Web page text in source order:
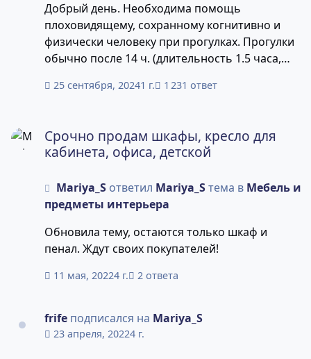
Добрый день. Необходима помощь
плоховидящему, сохранному когнитивно и
физически человеку при прогулках. Прогулки
обычно после 14 ч. (длительность 1.5 часа,
дальше следить, чтобы подопечный не упал,
каждый день. Ждем сообщение от человека
надежного, внимательного, обязательного,
и сам крепко стоит на ногах, не имеет вредных
привычек. Территориально - ВЗ
Академгородка. Оплата по факту дважды в
месяц, 500 руб. за выход (выход около 1-1.5 ч),
в месяц 15 тыс. Обращаться в ЛС.
25 сентября, 20241 г. 1 231 ответ
Срочно продам шкафы, кресло для
кабинета, офиса, детской
Mariya_S ответил Mariya_Sтема в Мебель и
предметы интерьера
Обновила тему, остаются только шкаф и
пенал. Ждут своих покупателей!
11 мая, 20224 г. 2 ответа
frife подписался на Mariya_S
23 апреля, 20224 г.